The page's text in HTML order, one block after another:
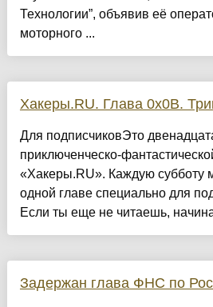
Технологии”, объявив её
моторного ...
Хакеры.RU. Глава 0х0B.
Для подписчиковЭто
«Хакеры.RU». Каждую субботу
одной главе специально для
Если ты еще не читаешь,
Задержан глава ФНС по